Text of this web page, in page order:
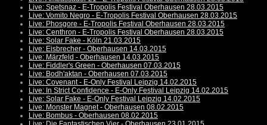
Live: Spetsnaz - E-Tropolis Festival Oberhausen 28.03.2015
Live: Vomito Negro - E-Tropolis Festival Oberhausen 28.03.2015
Live: Phosgore - E-Tropolis Festival Oberhausen 28.03.2015
Live: Centhron - E-Tropolis Festival Oberhausen 28.03.2015
Live: Solar Fake - Köln 21.03.2015
Live: Eisbrecher - Oberhausen 14.03.2015
Live: Märzfeld - Oberhausen 14.03.2015
Live: Fiddler's Green - Oberhausen 07.03.2015
Live: Bodh'aktan - Oberhausen 07.03.2015
Live: Covenant - E-Only Festival Leipzig 14.02.2015
Live: In Strict Confidence - E-Only Festival Leipzig 14.02.2015
Live: Solar Fake - E-Only Festival Leipzig 14.02.2015
Live: Monster Magnet - Oberhausen 08.02.2015
Live: Bombus - Oberhausen 08.02.2015